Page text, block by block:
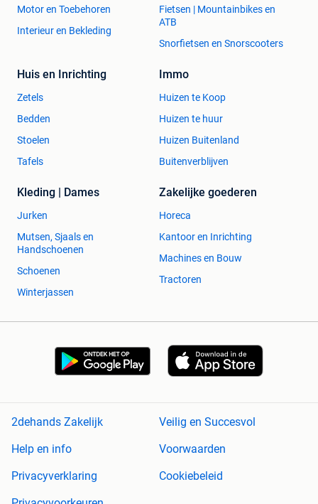
Motor en Toebehoren
Interieur en Bekleding
Fietsen | Mountainbikes en
ATB
Snorfietsen en Snorscooters
Huis en Inrichting
Zetels
Bedden
Stoelen
Tafels
Immo
Huizen te Koop
Huizen te huur
Huizen Buitenland
Buitenverblijven
Kleding | Dames
Jurken
Mutsen, Sjaals en
Handschoenen
Schoenen
Winterjassen
Zakelijke goederen
Horeca
Kantoor en Inrichting
Machines en Bouw
Tractoren
2dehands Zakelijk
Veilig en Succesvol
Help en info
Voorwaarden
Privacyverklaring
Cookiebeleid